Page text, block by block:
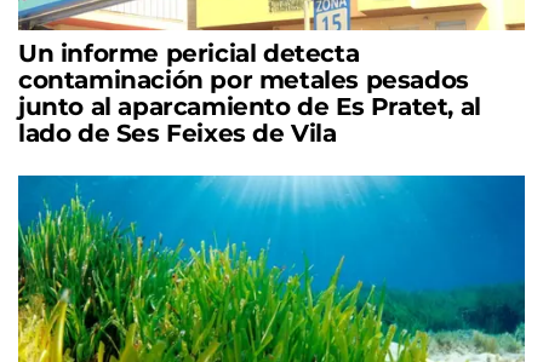
Un informe pericial detecta
contaminación por metales pesados
junto al aparcamiento de Es Pratet, al
lado de Ses Feixes de Vila